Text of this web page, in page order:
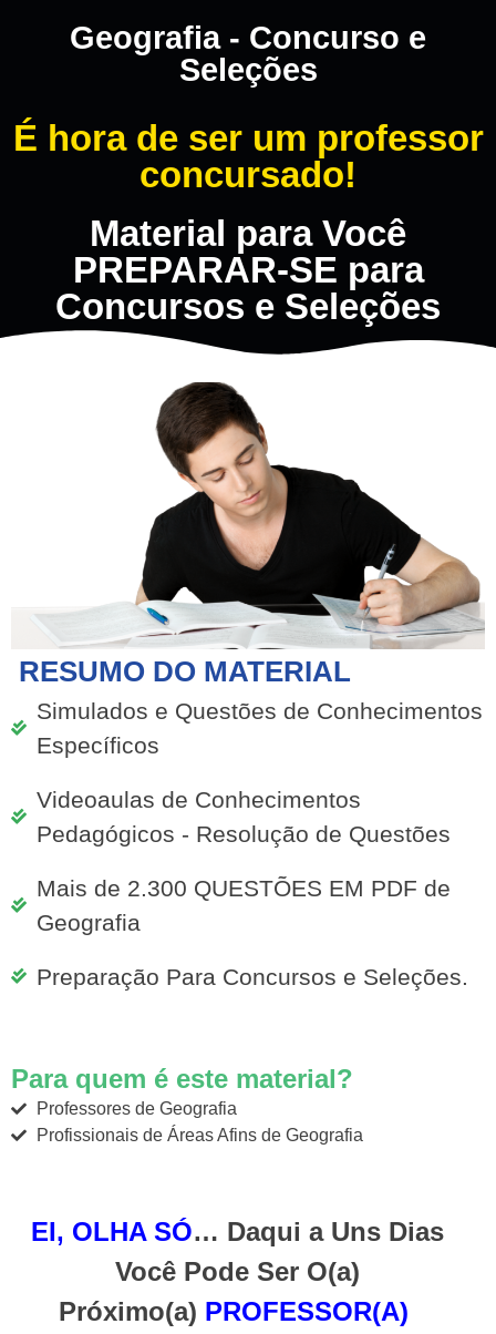
Geografia - Concurso e
Seleções
É hora de ser um professor
concursado!
Material para Você
PREPARAR-SE para
Concursos e Seleções
RESUMO DO MATERIAL
Simulados e Questões de Conhecimentos
Específicos
Videoaulas de Conhecimentos
Pedagógicos - Resolução de Questões
Mais de 2.300 QUESTÕES EM PDF de
Geografia
Preparação Para Concursos e Seleções.
Para quem é este material?
Professores de Geografia
Profissionais de Áreas Afins de Geografia
EI, OLHA SÓ… Daqui a Uns Dias
Você Pode Ser O(a)
Próximo(a) PROFESSOR(A)